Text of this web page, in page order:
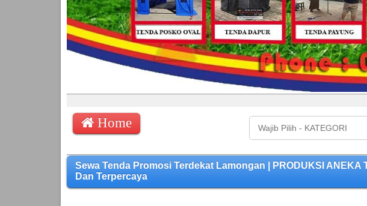
Home
Sewa Tenda Promosi Terdekat Lamongan | PRODUKSI
Dan Terpercaya